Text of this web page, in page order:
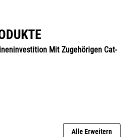
Mit Zugehörigen Cat-
Alle Erweitern